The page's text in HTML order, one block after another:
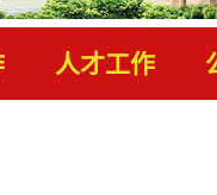
人才工作